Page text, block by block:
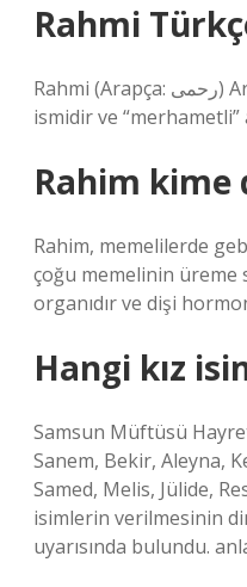
Rahmi
Rahmi (Arapça: رحمى) Arapça kökenli bir Türk erkek
ismidir ve “merhametli”
Rahim kime
Rahim, memelilerde
çoğu memelinin üreme
organıdır ve dişi
Hangi kız
Samsun Müftüsü
Sanem, Bekir, Aleyna,
Samed, Melis, Jülide,
isimlerin verilmesinin
uyarısında bulundu.